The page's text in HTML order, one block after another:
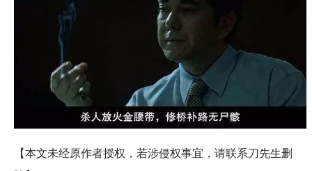
【本文未经原作者授权，若涉侵权事宜，请联系刀先生删